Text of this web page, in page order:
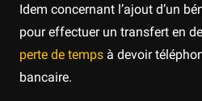
Idem concernant l’ajout d’un
pour effectuer un transfert en
perte de temps à devoir
bancaire.